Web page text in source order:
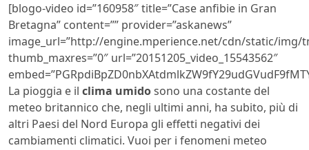
[blogo-video id=”160958″ title=”Case anfibie in Gran
Bretagna” content=”” provider=”askanews”
image_url=”http://engine.mperience.net/cdn/static/img/
thumb_maxres=”0″ url=”20151205_video_15543562″
La pioggia e il clima umidosono una costante del
meteo britannico che, negli ultimi anni, ha subito, più di
altri Paesi del Nord Europa gli effetti negativi dei
cambiamenti climatici. Vuoi per i fenomeni meteo